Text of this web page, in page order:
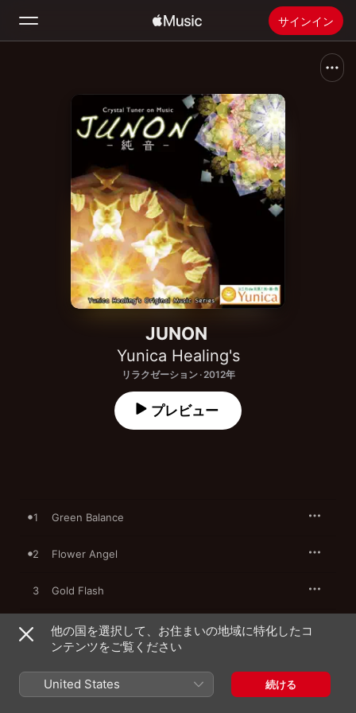
サインイン
新着おすすめ
ラジオ
Apple Musicをインストール
JUNON
Yunica Healing's
リラクゼーション · 2012年
プレビュー
1 Green Balance
2 Flower Angel
3 Gold Flash
4 Blue Wave
6 Power Flower
他の国を選択して、お住まいの地域に特化したコ
ンテンツをご覧ください
United States 続ける